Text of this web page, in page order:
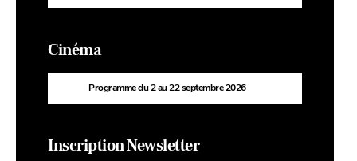
Cinéma
Programme du 2 au 22 septembre 2026
Inscription Newsletter